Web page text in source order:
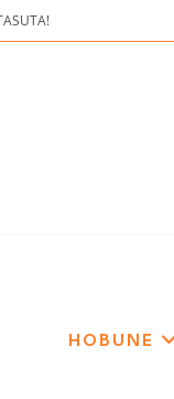
HOBUNE